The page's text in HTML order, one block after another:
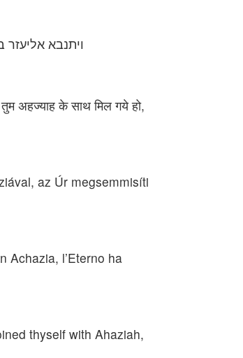
ויתנבא
अहज्याह के साथ मिल गये हो,
az Úr megsemmisíti
Achazia, l’Eterno ha
thyself with Ahaziah,